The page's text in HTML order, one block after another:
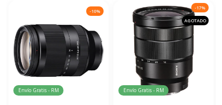
-10%
Envío Gratis - RM
-17%
AGOTADO
Envío Gratis - RM